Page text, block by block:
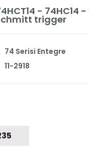
- 74HC14 -
trigger
74 Serisi Entegre
11-2918